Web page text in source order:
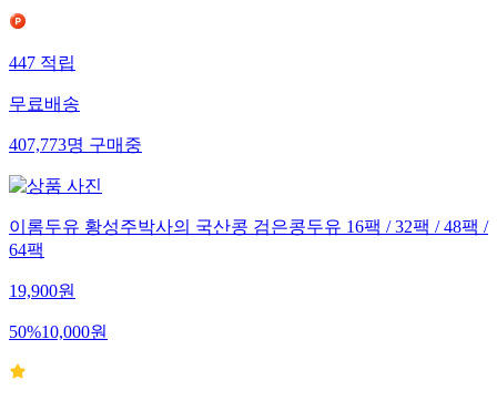
447 적립
무료배송
407,773명 구매중
이롬두유 황성주박사의 국산콩 검은콩두유 16팩 / 32팩 / 48팩 /
64팩
19,900원
50%10,000원